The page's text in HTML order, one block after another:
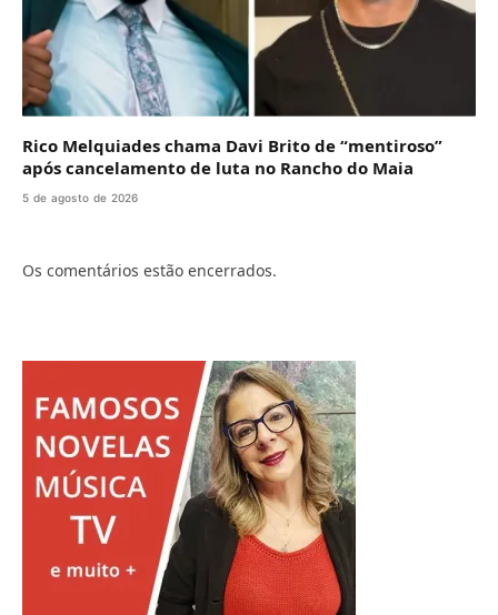
Rico Melquiades chama Davi Brito de “mentiroso”
após cancelamento de luta no Rancho do Maia
5 de agosto de 2026
Os comentários estão encerrados.